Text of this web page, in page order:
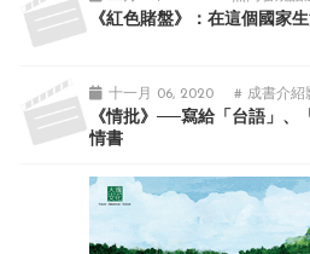
《紅色賭盤》：在這個國家
十一月 06, 2020 # 成書介紹
《情批》──寫給「台語」、
情書